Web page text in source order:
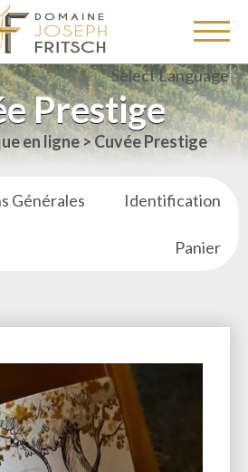
Select Language▼
Prestige
en ligne >Cuvée Prestige
Générales Identification
Panier